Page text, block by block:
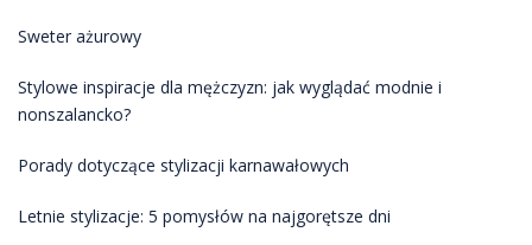
Sweter ażurowy
Stylowe inspiracje dla mężczyzn: jak wyglądać modnie i
nonszalancko?
Porady dotyczące stylizacji karnawałowych
Letnie stylizacje: 5 pomysłów na najgorętsze dni